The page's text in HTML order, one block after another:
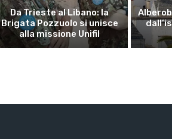
Da Trieste al Libano: la
Brigata Pozzuolo si unisce
alla missione Unifil